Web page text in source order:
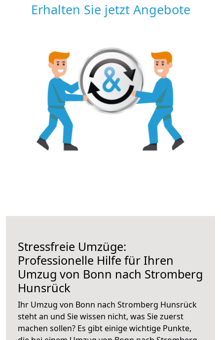
Erhalten Sie jetzt Angebote
Stressfreie Umzüge:
Professionelle Hilfe für Ihren
Umzug von Bonn nach Stromberg
Hunsrück
Ihr Umzug von Bonn nach Stromberg Hunsrück
steht an und Sie wissen nicht, was Sie zuerst
machen sollen? Es gibt einige wichtige Punkte,